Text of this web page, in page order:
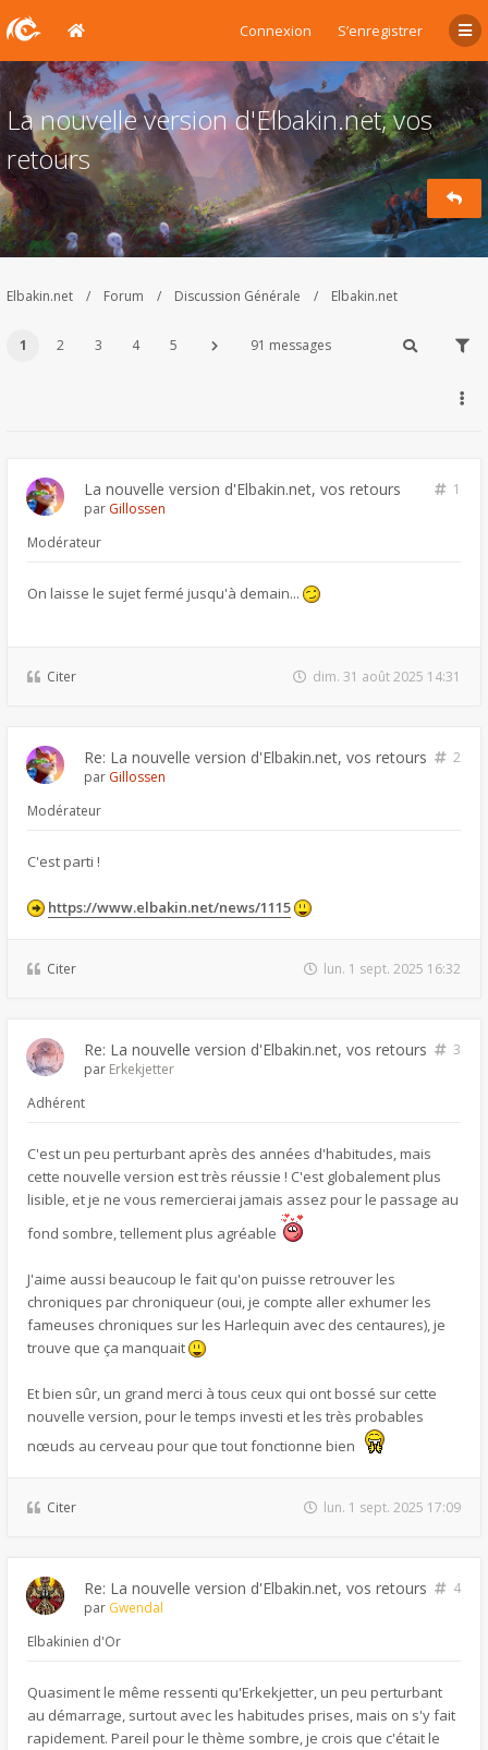
Connexion S’enregistrer
La nouvelle version d'Elbakin.net, vos
retours
Elbakin.net Forum Discussion Générale Elbakin.net
1 2 3 4 5 91 messages
La nouvelle version d'Elbakin.net, vos retours
1
par Gillossen
Modérateur
On laisse le sujet fermé jusqu'à demain...
Citer dim. 31 août 2025 14:31
Re: La nouvelle version d'Elbakin.net, vos retours
2
par Gillossen
Modérateur
C'est parti !
https://www.elbakin.net/news/1115
Citer lun. 1 sept. 2025 16:32
Re: La nouvelle version d'Elbakin.net, vos retours
3
par Erkekjetter
Adhérent
C'est un peu perturbant après des années d'habitudes, mais
cette nouvelle version est très réussie ! C'est globalement plus
lisible, et je ne vous remercierai jamais assez pour le passage au
fond sombre, tellement plus agréable
J'aime aussi beaucoup le fait qu'on puisse retrouver les
chroniques par chroniqueur (oui, je compte aller exhumer les
fameuses chroniques sur les Harlequin avec des centaures), je
trouve que ça manquait
Et bien sûr, un grand merci à tous ceux qui ont bossé sur cette
nouvelle version, pour le temps investi et les très probables
nœuds au cerveau pour que tout fonctionne bien
Citer lun. 1 sept. 2025 17:09
Re: La nouvelle version d'Elbakin.net, vos retours
4
par Gwendal
Elbakinien d'Or
Quasiment le même ressenti qu'Erkekjetter, un peu perturbant
au démarrage, surtout avec les habitudes prises, mais on s'y fait
rapidement. Pareil pour le thème sombre, je crois que c'était le